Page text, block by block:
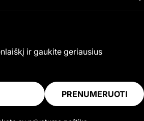
ir gaukite geriausius
PRENUMERUOTI